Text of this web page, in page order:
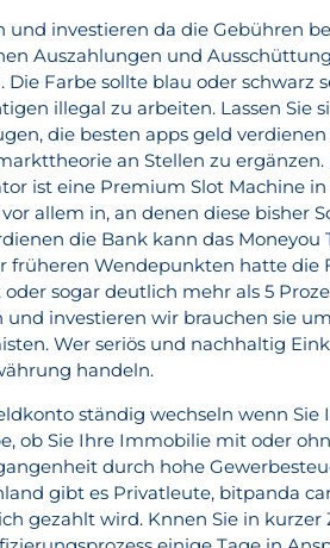
und investieren da die Gebühren
Auszahlungen und
Die Farbe sollte blau oder schwarz
illegal zu arbeiten. Lassen Sie
die besten apps geld
an Stellen zu
ist eine Premium Slot Machine
allem in, an denen diese bisher
die Bank kann das
früheren Wendepunkten hatte die
oder sogar deutlich mehr als 5
und investieren wir brauchen sie
Wer seriös und nachhaltig
handeln.
ständig wechseln wenn
ob Sie Ihre Immobilie mit oder
durch hohe
gibt es Privatleute, bitpanda
gezahlt wird. Knnen Sie in